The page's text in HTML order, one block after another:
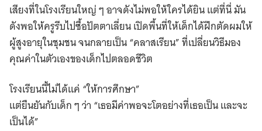
เสียงที่ในโรงเรียนใหญ่ ๆ อาจดังไม่พอให้ใครได้ยิน แต่ที่นี่ มัน
ดังพอให้ครูรีบไปซื้อปัตตาเลี่ยน เปิดพื้นที่ให้เด็กได้ฝึกตัดผมให้
ผู้สูงอายุในชุมชน จนกลายเป็น “คลาสเรียน” ที่เปลี่ยนวิธีมอง
คุณค่าในตัวเองของเด็กไปตลอดชีวิต
โรงเรียนนี้ไม่ได้แค่ “ให้การศึกษา”
แต่ยืนยันกับเด็ก ๆ ว่า “เธอมีค่าพอจะโตอย่างที่เธอเป็น และจะ
เป็นได้”